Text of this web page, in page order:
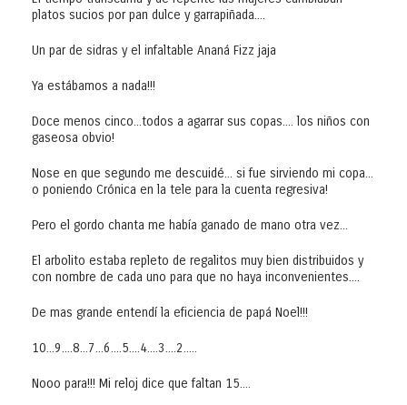
platos sucios por pan dulce y garrapiñada....
Un par de sidras y el infaltable Ananá Fizz jaja
Ya estábamos a nada!!!
Doce menos cinco...todos a agarrar sus copas.... los niños con
gaseosa obvio!
Nose en que segundo me descuidé... si fue sirviendo mi copa...
o poniendo Crónica en la tele para la cuenta regresiva!
Pero el gordo chanta me había ganado de mano otra vez...
El arbolito estaba repleto de regalitos muy bien distribuidos y
con nombre de cada uno para que no haya inconvenientes....
De mas grande entendí la eficiencia de papá Noel!!!
10...9....8...7...6....5....4....3....2.....
Nooo para!!! Mi reloj dice que faltan 15....